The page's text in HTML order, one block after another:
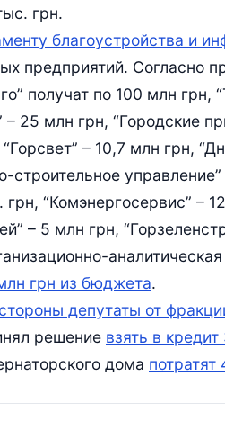
грн.
благоустройства и
предприятий. Согласно
получат по 100 млн грн,
25 млн грн, “Городские
– 10,7 млн грн,
строительное
“Комэнергосервис” –
– 5 млн грн,
грн из бюджета.
депутаты от
решение взять в
дома потратят